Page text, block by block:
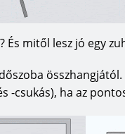
mitől lesz jó egy
-csukás), ha az